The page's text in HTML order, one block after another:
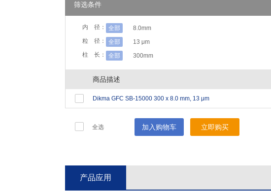
筛选条件
内 径： 全部
8.0mm
粒 径：
全部
13 μm
柱 长：
全部 300mm
商品描述
Dikma GFC SB-15000 300 x 8.0 mm, 13 μm
全选 加入购物车 立即购买
产品应用